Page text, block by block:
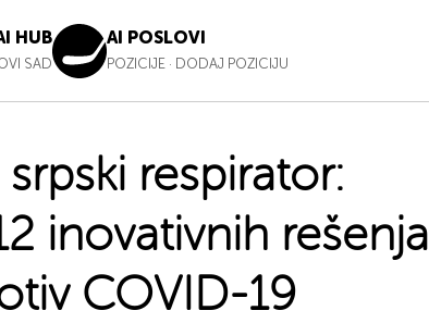
HUB
SAD
AI POSLOVI
POZICIJE · DODAJ POZICIJU
srpski respirator:
inovativnih rešenja
COVID-19